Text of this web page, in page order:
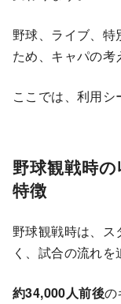
野球、ライブ、特
ため、キャパの考
ここでは、利用シ
野球観戦時
特徴
野球観戦時は、ス
く、試合の流れを
約34,000人前後の